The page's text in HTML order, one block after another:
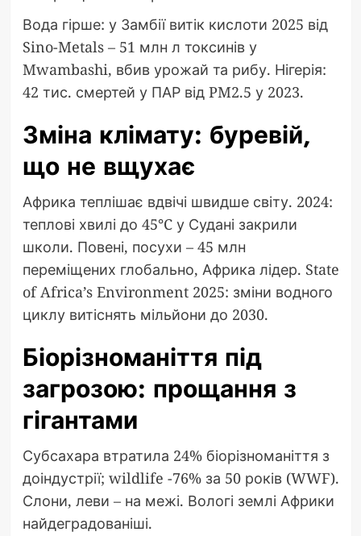
Вода гірше: у Замбії витік кислоти 2025 від
Sino-Metals – 51 млн л токсинів у
Mwambashi, вбив урожай та рибу. Нігерія:
42 тис. смертей у ПАР від PM2.5 у 2023.
Зміна клімату: буревій,
що не вщухає
Африка теплішає вдвічі швидше світу. 2024:
теплові хвилі до 45°C у Судані закрили
школи. Повені, посухи – 45 млн
переміщених глобально, Африка лідер. State
of Africa’s Environment 2025: зміни водного
циклу витіснять мільйони до 2030.
Біорізноманіття під
загрозою: прощання з
гігантами
Субсахара втратила 24% біорізноманіття з
доіндустрії; wildlife -76% за 50 років (WWF).
Слони, леви – на межі. Вологі землі Африки
найдеградованіші.